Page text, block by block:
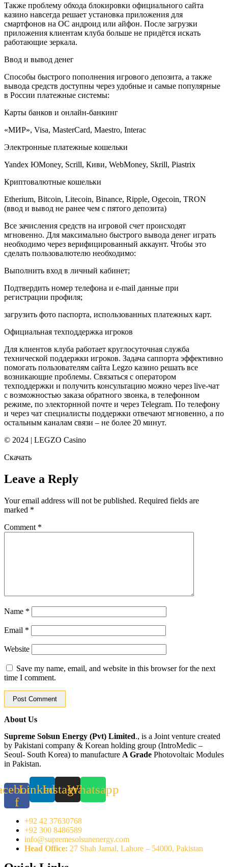
Также проблему обхода блокировки официального сайта
казино навсегда решает установка приложения для
смартфонов на ОС андроид или айфон. После загрузки
приложения клиентам клуба больше не придётся искать
работающие зеркала.
Ввод и вывод денег
Способы быстрого пополнения игрового депозита, а также
вывода средств доступны через удобные и самые популярные
в России платежные системы:
Карты банков и онлайн-банкинг
«МИР», Visa, MasterCard, Maestro, Interac
Электронные платежные кошельки
Yandex ЮMoney, Scrill, Киви, WebMoney, Skrill, Piastrix
Криптовалютные кошельки
Etherium, Bitcoin, Litecoin, Binance, Ripple, Ogecoin, TRON
(ввод и вывод не ранее чем с пятого депозита)
Все зачисления средств на игровой счет происходят
мгновенно. Для максимально быстрого вывода денег играть
необходимо через верифицированный аккаунт. Чтобы это
сделать пользовалютелю необходимо:
Выполнить вход в личный кабинет;
Подтвердить номер телефона и e-mail данные при
регистрации профиля;
загрузить фото паспорта, использованных платежных карт.
Официальная техподдержка игроков
Для клиентов клуба работает круглосуточная служба
технической поддержки игроков. Задача саппорта эффективно
помогать пользователям сайта Legzo казино решать все
возникающие проблемы. Связаться с оператором
техподдержки и получить консультацию можно через live-чат
с возможностью заказа обратного звонка, в телефонном
режиме, по электорнной почте и через Telegram. По телефону
и через чат специалисты поддержки отвечают мгновенно, а по
остальным каналам связи – не более 20 минут.
© 2024 | LEGZO Casino
Скачать
Leave a Reply
Your email address will not be published. Required fields are
marked *
Comment *
Name *
Email *
Website
Save my name, email, and website in this browser for the next
time I comment.
About Us
Supreme Solsun Energy (Pvt) Limited., is a Joint venture created
by Pakistani company & Korean holding group (IntroMedic –
Seoul- South Korea) to manufacture A Grade Photovoltaic Modules
in Pakistan.
f
LinkedinInstagramWhatsapp
+92 42 37630768
+92 300 8486589
info@supremesolsunenergy.com
Head Office: 27 Shah Jamal, Lahore – 54000, Pakistan